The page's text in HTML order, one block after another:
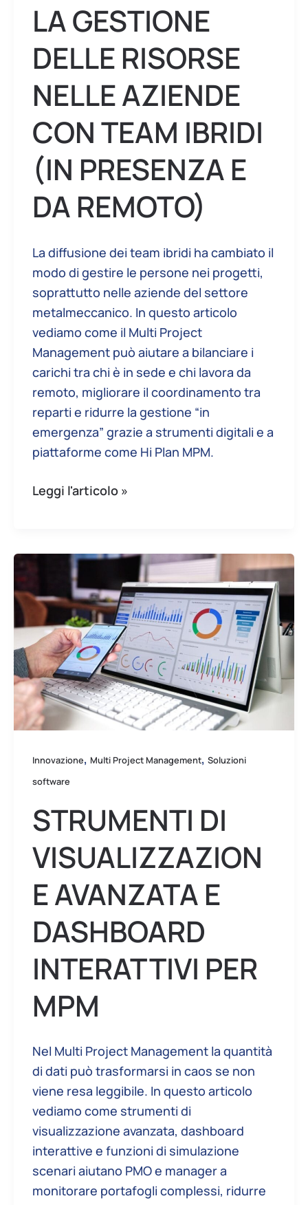
LA GESTIONE
DELLE RISORSE
NELLE AZIENDE
CON TEAM IBRIDI
(IN PRESENZA E
DA REMOTO)
La diffusione dei team ibridi ha cambiato il
modo di gestire le persone nei progetti,
soprattutto nelle aziende del settore
metalmeccanico. In questo articolo
vediamo come il Multi Project
Management può aiutare a bilanciare i
carichi tra chi è in sede e chi lavora da
remoto, migliorare il coordinamento tra
reparti e ridurre la gestione “in
emergenza” grazie a strumenti digitali e a
piattaforme come Hi Plan MPM.
Leggi l'articolo »
Innovazione, Multi Project Management, Soluzioni
software
STRUMENTI DI
VISUALIZZAZION
E AVANZATA E
DASHBOARD
INTERATTIVI PER
MPM
Nel Multi Project Management la quantità
di dati può trasformarsi in caos se non
viene resa leggibile. In questo articolo
vediamo come strumenti di
visualizzazione avanzata, dashboard
interattive e funzioni di simulazione
scenari aiutano PMO e manager a
monitorare portafogli complessi, ridurre
Strumenti
visualizzazione
avanzata
e
dashboard
interattivi
per
MPM